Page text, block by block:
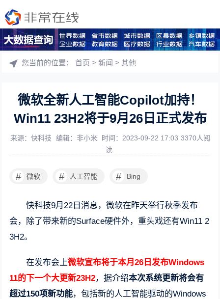
您当前的位置：首页 >新闻 >其他
微软全新人工智能Copilot加持！
Win11 23H2将于9月26日正式发布
来源：快科技 编辑：非小米 时间：2023-09-22 17:03 3370人阅
读
# 微软 # 人工智能 # Bing
快科技9月22日消息，微软在昨天举行秋季发布
会，除了带来新的Surface硬件外，重头戏还有Win11 2
3H2。
在发布会上微软宣布将于本月26日发布Windows
11的下一个大更新23H2，据介绍本次系统更新将会有
超过150项新功能，包括新的人工智能驱动的Windows